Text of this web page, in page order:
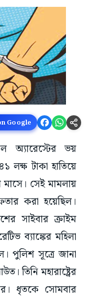
Google
অ্যারেস্টের ভয়
লক্ষ টাকা হাতিয়ে
সেই মামলায়
করা হয়েছিল।
সাইবার ক্রাইম
ব্যাঙ্কের মহিলা
পুলিশ সূত্রে জানা
তিনি মহারাষ্ট্রের
ধৃতকে সোমবার